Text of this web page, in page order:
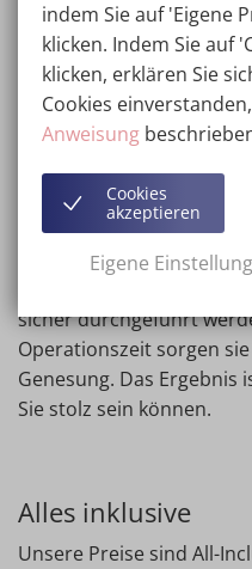
Günstige
Belgien
In der Wellness Kliniek
Brustoperationen für alle
Vielleicht haben Sie
im Vergleich zu anderen
Brustverkleinerungen
die Chirurgen der
sicher durchgeführt
Operationszeit sorgen
Genesung. Das Ergebnis
Sie stolz sein können.
Alles inklusive
Unsere Preise sind All-
indem Sie auf 'Eigene
klicken. Indem Sie auf
klicken, erklären Sie
Cookies
Anweisung
Cookies
akzeptieren
Eigene